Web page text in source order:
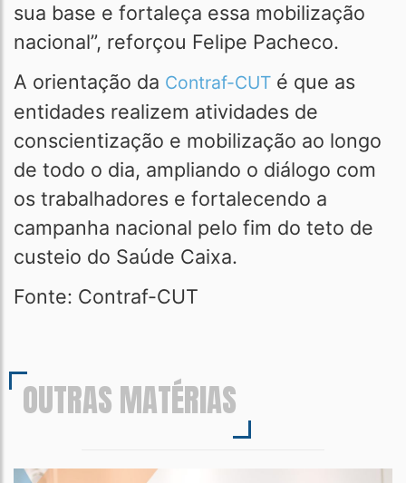
sua base e fortaleça essa mobilização
nacional”, reforçou Felipe Pacheco.
A orientação da Contraf-CUT é que as
entidades realizem atividades de
conscientização e mobilização ao longo
de todo o dia, ampliando o diálogo com
os trabalhadores e fortalecendo a
campanha nacional pelo fim do teto de
custeio do Saúde Caixa.
Fonte: Contraf-CUT
OUTRAS MATÉRIAS